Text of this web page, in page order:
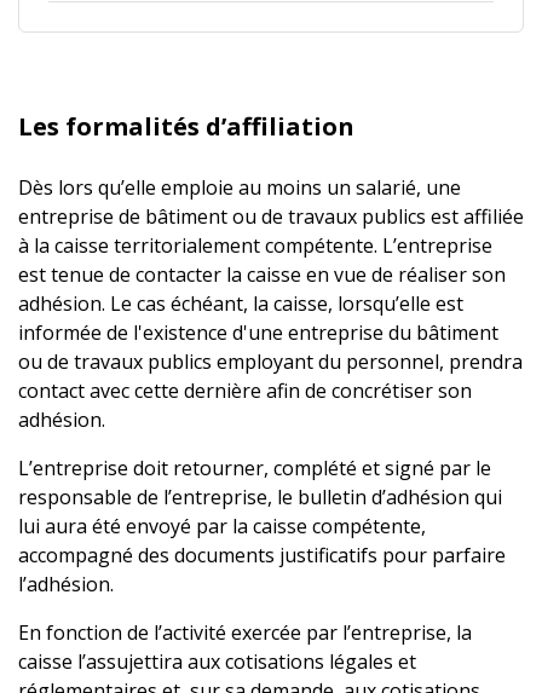
Les formalités d’affiliation
Dès lors qu’elle emploie au moins un salarié, une
entreprise de bâtiment ou de travaux publics est affiliée
à la caisse territorialement compétente. L’entreprise
est tenue de contacter la caisse en vue de réaliser son
adhésion. Le cas échéant, la caisse, lorsqu’elle est
informée de l'existence d'une entreprise du bâtiment
ou de travaux publics employant du personnel, prendra
contact avec cette dernière afin de concrétiser son
adhésion.
L’entreprise doit retourner, complété et signé par le
responsable de l’entreprise, le bulletin d’adhésion qui
lui aura été envoyé par la caisse compétente,
accompagné des documents justificatifs pour parfaire
l’adhésion.
En fonction de l’activité exercée par l’entreprise, la
caisse l’assujettira aux cotisations légales et